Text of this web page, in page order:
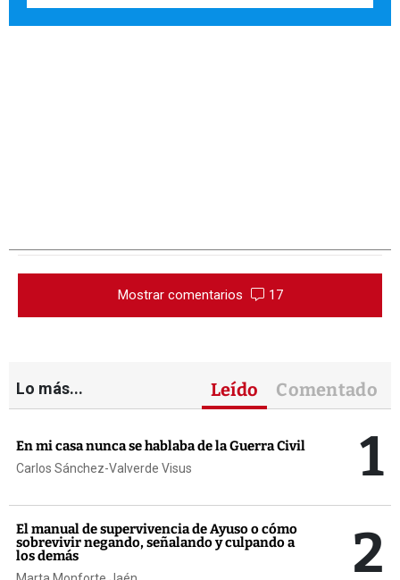
Mostrar comentarios 17
Lo más... Leído Comentado
En mi casa nunca se hablaba de la Guerra Civil
Carlos Sánchez-Valverde Visus 1
El manual de supervivencia de Ayuso o cómo
sobrevivir negando, señalando y culpando a
los demás
2